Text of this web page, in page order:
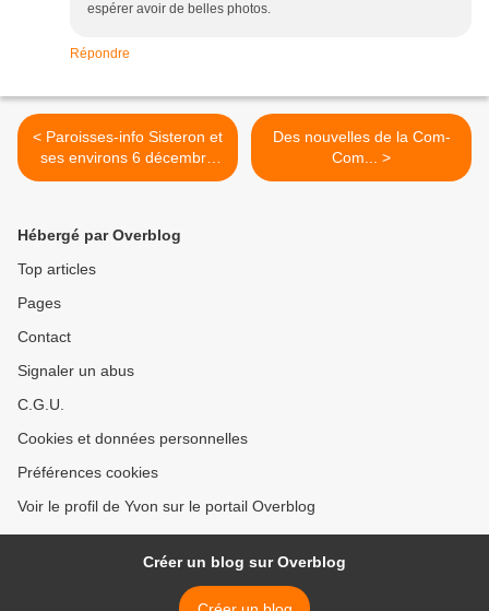
espérer avoir de belles photos.
Répondre
< Paroisses-info Sisteron et
ses environs 6 décembre
2020...
Des nouvelles de la Com-
Com... >
Hébergé par Overblog
Top articles
Pages
Contact
Signaler un abus
C.G.U.
Cookies et données personnelles
Préférences cookies
Voir le profil de Yvon sur le portail Overblog
Créer un blog sur Overblog